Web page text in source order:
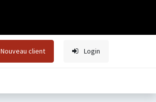
Nouveau client Login